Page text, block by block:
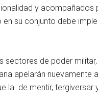
y acompañados
su conjunto debe
sectores de poder
apelarán nuevamente
la de mentir, tergiversar